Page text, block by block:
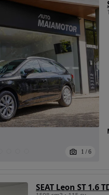
1 / 6
SEAT Leon ST 1.6